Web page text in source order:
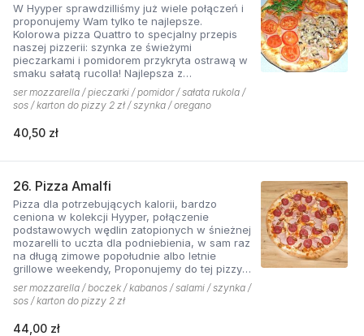
W Hyyper sprawdzilliśmy już wiele połączeń i
proponujemy Wam tylko te najlepsze.
Kolorowa pizza Quattro to specjalny przepis
naszej pizzerii: szynka ze świeżymi
pieczarkami i pomidorem przykryta ostrawą w
smaku sałatą rucolla! Najlepsza z
czosnkowym sosem według naszej receptury
ser mozzarella / pieczarki / pomidor / sałata rukola /
sos / karton do pizzy 2 zł / szynka / oregano
40,50 zł
26. Pizza Amalfi
Pizza dla potrzebujących kalorii, bardzo
ceniona w kolekcji Hyyper, połączenie
podstawowych wędlin zatopionych w śnieżnej
mozarelli to uczta dla podniebienia, w sam raz
na długą zimowe popołudnie albo letnie
grillowe weekendy, Proponujemy do tej pizzy
sos pomidorowy pikantny z dodatkiem cebuli.
ser mozzarella / boczek / kabanos / salami / szynka /
sos / karton do pizzy 2 zł
44,00 zł